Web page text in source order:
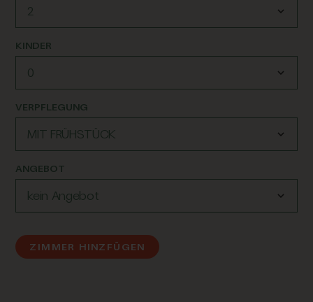
KINDER
VERPFLEGUNG
ANGEBOT
ZIMMER HINZFÜGEN